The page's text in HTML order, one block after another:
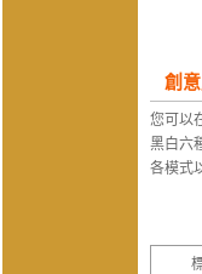
創
您可以
黑白六
各模式